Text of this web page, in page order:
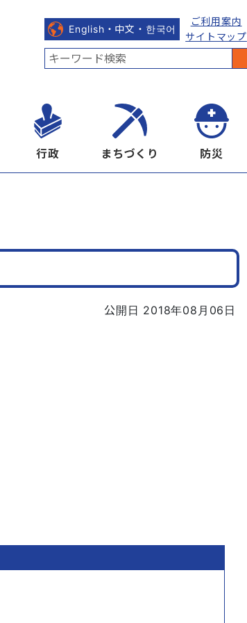
English・中文・한국어
ご利用案内
サイトマップ
行政 まちづくり 防災
公開日 2018年08月06日